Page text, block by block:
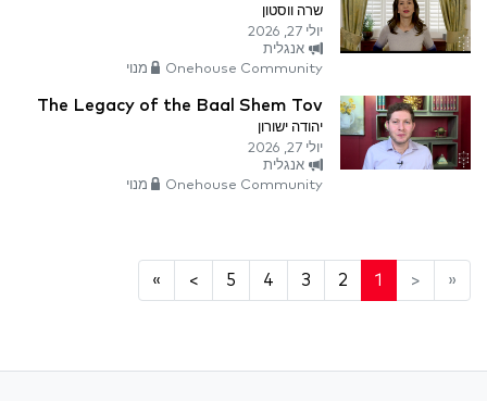
שרה ווסטון
יולי 27, 2026
אנגלית
Onehouse Community מנוי
The Legacy of the Baal Shem Tov
יהודה ישורון
יולי 27, 2026
אנגלית
Onehouse Community מנוי
«
<
1
2
3
4
5
>
»